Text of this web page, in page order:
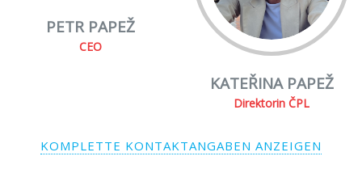
PETR PAPEŽ
CEO
KATEŘINA PAPEŽ
Direktorin ČPL
KOMPLETTE KONTAKTANGABEN ANZEIGEN